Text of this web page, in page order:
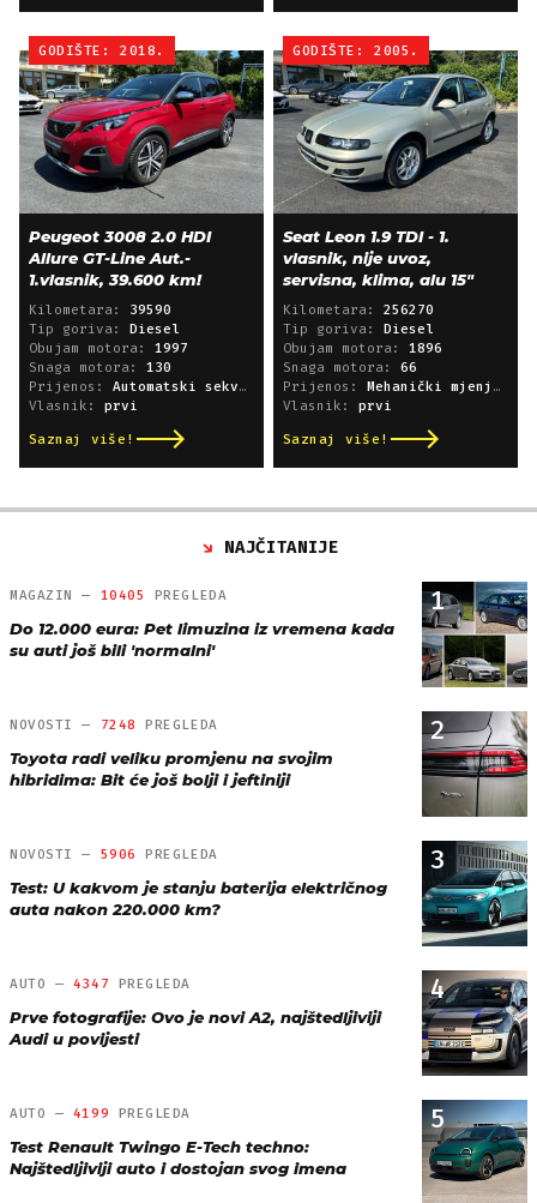
GODIŠTE: 2018.
Peugeot 3008 2.0 HDI
Allure GT-Line Aut.-
1.vlasnik, 39.600 km!
Kilometara: 39590
Tip goriva: Diesel
Obujam motora: 1997
Snaga motora: 130
Prijenos: Automatski sekvencijski
Vlasnik: prvi
Saznaj više!
GODIŠTE: 2005.
Seat Leon 1.9 TDI - 1.
vlasnik, nije uvoz,
servisna, klima, alu 15"
Kilometara: 256270
Tip goriva: Diesel
Obujam motora: 1896
Snaga motora: 66
Prijenos: Mehanički mjenjač
Vlasnik: prvi
Saznaj više!
NAJČITANIJE
1
MAGAZIN — 10405 PREGLEDA
Do 12.000 eura: Pet limuzina iz vremena kada
su auti još bili 'normalni'
2
NOVOSTI — 7248 PREGLEDA
Toyota radi veliku promjenu na svojim
hibridima: Bit će još bolji i jeftiniji
3
NOVOSTI — 5906 PREGLEDA
Test: U kakvom je stanju baterija električnog
auta nakon 220.000 km?
4
AUTO — 4347 PREGLEDA
Prve fotografije: Ovo je novi A2, najštedljiviji
Audi u povijesti
5
AUTO — 4199 PREGLEDA
Test Renault Twingo E-Tech techno:
Najštedljiviji auto i dostojan svog imena